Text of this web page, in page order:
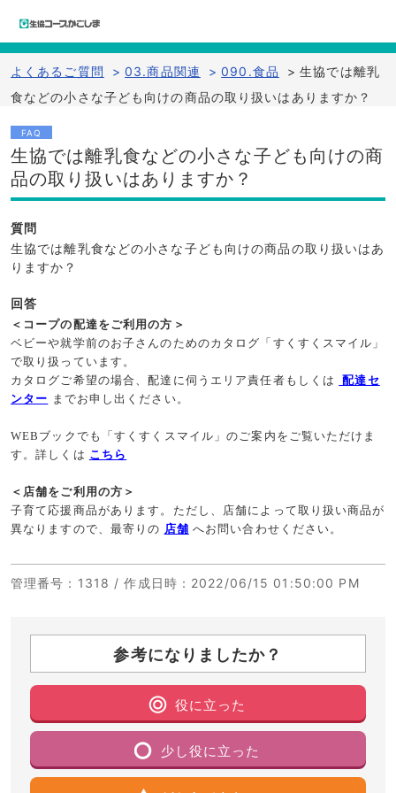
よくあるご質問 > 03.商品関連 > 090.食品 > 生協では離乳
食などの小さな子ども向けの商品の取り扱いはありますか？
FAQ
生協では離乳食などの小さな子ども向けの商
品の取り扱いはありますか？
質問
生協では離乳食などの小さな子ども向けの商品の取り扱いはあ
りますか？
回答
＜コープの配達をご利用の方＞
ベビーや就学前のお子さんのためのカタログ「すくすくスマイル」
で取り扱っています。
カタログご希望の場合、配達に伺うエリア責任者もしくは
配達セ
ンター までお申し出ください。
WEBブックでも「すくすくスマイル」のご案内をご覧いただけま
す。詳しくは こちら
＜店舗をご利用の方＞
子育て応援商品があります。ただし、店舗によって取り扱い商品が
異なりますので、最寄りの 店舗 へお問い合わせください。
管理番号 ：1318 /作成日時 ：2022/06/15 01:50:00 PM
参考になりましたか？
役に立った
少し役に立った